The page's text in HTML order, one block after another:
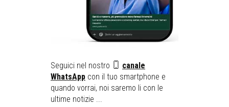
Seguici nel nostro
canale
WhatsApp con il tuo smartphone e
quando vorrai, noi saremo li con le
ultime notizie ...